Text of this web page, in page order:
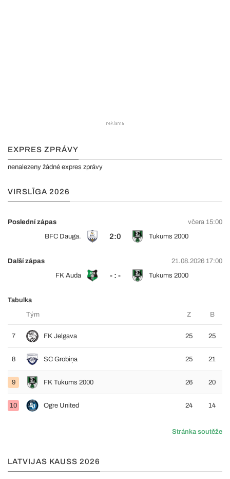
EXPRES ZPRÁVY
nenalezeny žádné expres zprávy
VIRSLĪGA 2026
Poslední zápas
včera 15:00
BFC Dauga.
2:0 Tukums 2000
Další zápas
21.08.2026 17:00
FK Auda
- : - Tukums 2000
Tabulka
Tým
Z B
7 FK Jelgava 25 25
8 SC Grobiņa 25 21
9 FK Tukums 2000 26 20
10 Ogre United 24 14
Stránka soutěže
LATVIJAS KAUSS 2026